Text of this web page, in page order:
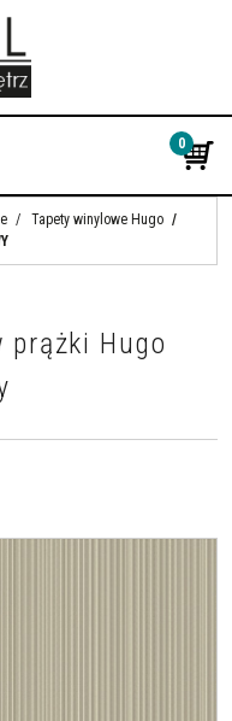
0
/ Tapety winylowe Hugo /
prążki Hugo